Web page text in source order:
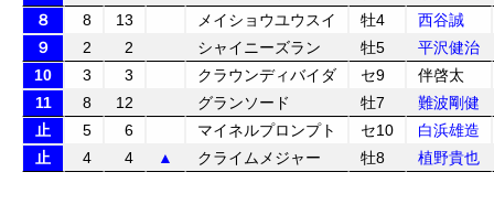
８
8 13 メイショウユウスイ 牡4
西谷誠
９
2 2 シャイニーズラン 牡5
平沢健治
10
3 3 クラウンディバイダ セ9
伴啓太
11
8 12 グランソード 牡7
難波剛健
止
5 6 マイネルプロンプト セ10
白浜雄造
止
4 4 ▲ クライムメジャー 牡8 植野貴也